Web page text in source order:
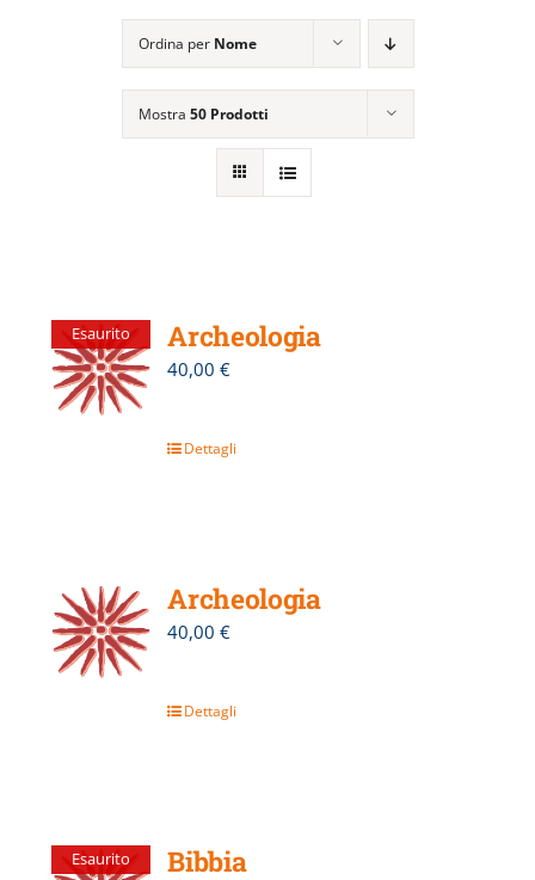
ATTIVITÀ EDITORIALE
Ordina per Nome
Mostra 50 Prodotti
Esaurito Archeologia
40,00€
Dettagli
Archeologia
40,00€
Dettagli
Esaurito Bibbia